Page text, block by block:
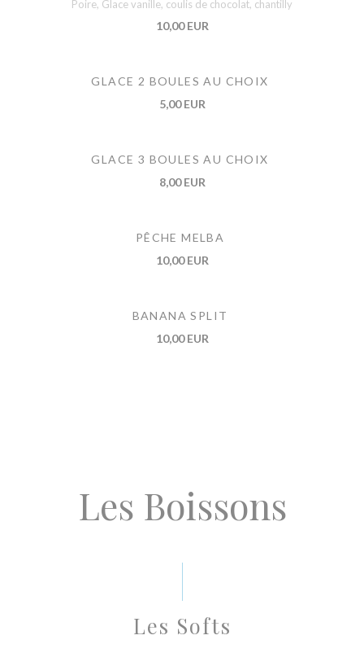
Poire, Glace vanille, coulis de chocolat, chantilly
10,00 EUR
GLACE 2 BOULES AU CHOIX
5,00 EUR
GLACE 3 BOULES AU CHOIX
8,00 EUR
PÊCHE MELBA
10,00 EUR
BANANA SPLIT
10,00 EUR
Les Boissons
Les Softs